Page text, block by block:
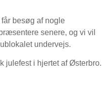
besøg af nogle
senere, og vi vil
undervejs.
julefest i hjertet af Østerbro.